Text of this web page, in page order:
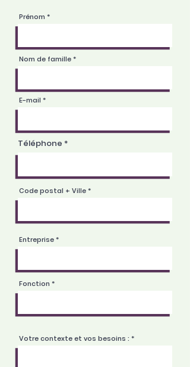
Prénom
Nom de famille
E-mail
Téléphone
Code postal + Ville
Entreprise
Fonction
Votre contexte et vos besoins :